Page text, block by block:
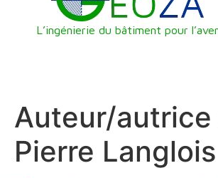
L’ingénierie du bâtiment pour
Auteur/autrice
Pierre Langlois